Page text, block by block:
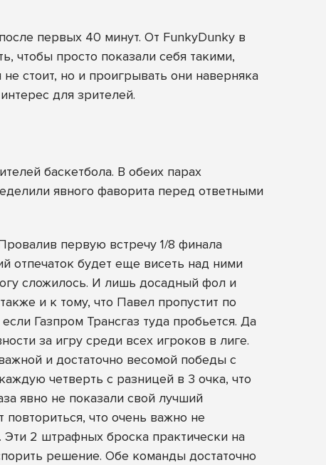
первых 40 минут. От FunkyDunky в
чтобы просто показали себя такими,
стоит, но и проигрывать они наверняка
для зрителей.
баскетбола. В обеих парах
явного фаворита перед ответными
первую встречу 1/8 финала
отпечаток будет еще висеть над ними
сложилось. И лишь досадный фол и
и к тому, что Павел пропустит по
Газпром Трансгаз туда пробьется. Да
за игру среди всех игроков в лиге.
и достаточно весомой победы с
четверть с разницей в 3 очка, что
явно не показали свой лучший
повториться, что очень важно не
2 штрафных броска практически на
решение. Обе команды достаточно